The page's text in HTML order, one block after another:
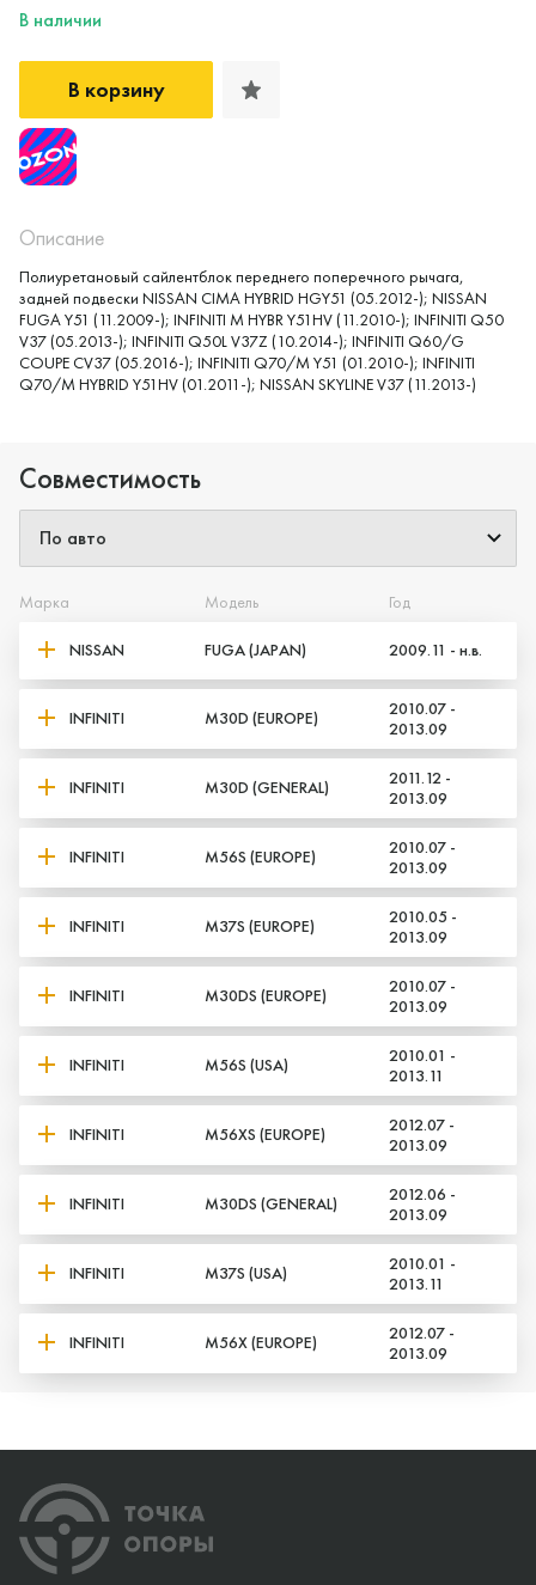
Нет, выбрать другой
В наличии
В корзину
Описание
Полиуретановый сайлентблок переднего поперечного рычага,
задней подвески NISSAN CIMA HYBRID HGY51 (05.2012-); NISSAN
FUGA Y51 (11.2009-); INFINITI M HYBR Y51HV (11.2010-); INFINITI Q50
V37 (05.2013-); INFINITI Q50L V37Z (10.2014-); INFINITI Q60/G
COUPE CV37 (05.2016-); INFINITI Q70/M Y51 (01.2010-); INFINITI
Q70/M HYBRID Y51HV (01.2011-); NISSAN SKYLINE V37 (11.2013-)
Совместимость
Марка Модель Год
NISSAN FUGA (JAPAN) 2009.11 - н.в.
INFINITI M30D (EUROPE)
2010.07 -
2013.09
INFINITI M30D (GENERAL)
2011.12 -
2013.09
INFINITI M56S (EUROPE)
2010.07 -
2013.09
INFINITI M37S (EUROPE)
2010.05 -
2013.09
INFINITI M30DS (EUROPE)
2010.07 -
2013.09
INFINITI M56S (USA)
2010.01 -
2013.11
INFINITI M56XS (EUROPE)
2012.07 -
2013.09
INFINITI M30DS (GENERAL)
2012.06 -
2013.09
INFINITI M37S (USA)
2010.01 -
2013.11
INFINITI M56X (EUROPE)
2012.07 -
2013.09